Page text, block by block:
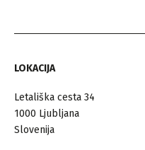
LOKACIJA
Letališka cesta 34
1000 Ljubljana
Slovenija